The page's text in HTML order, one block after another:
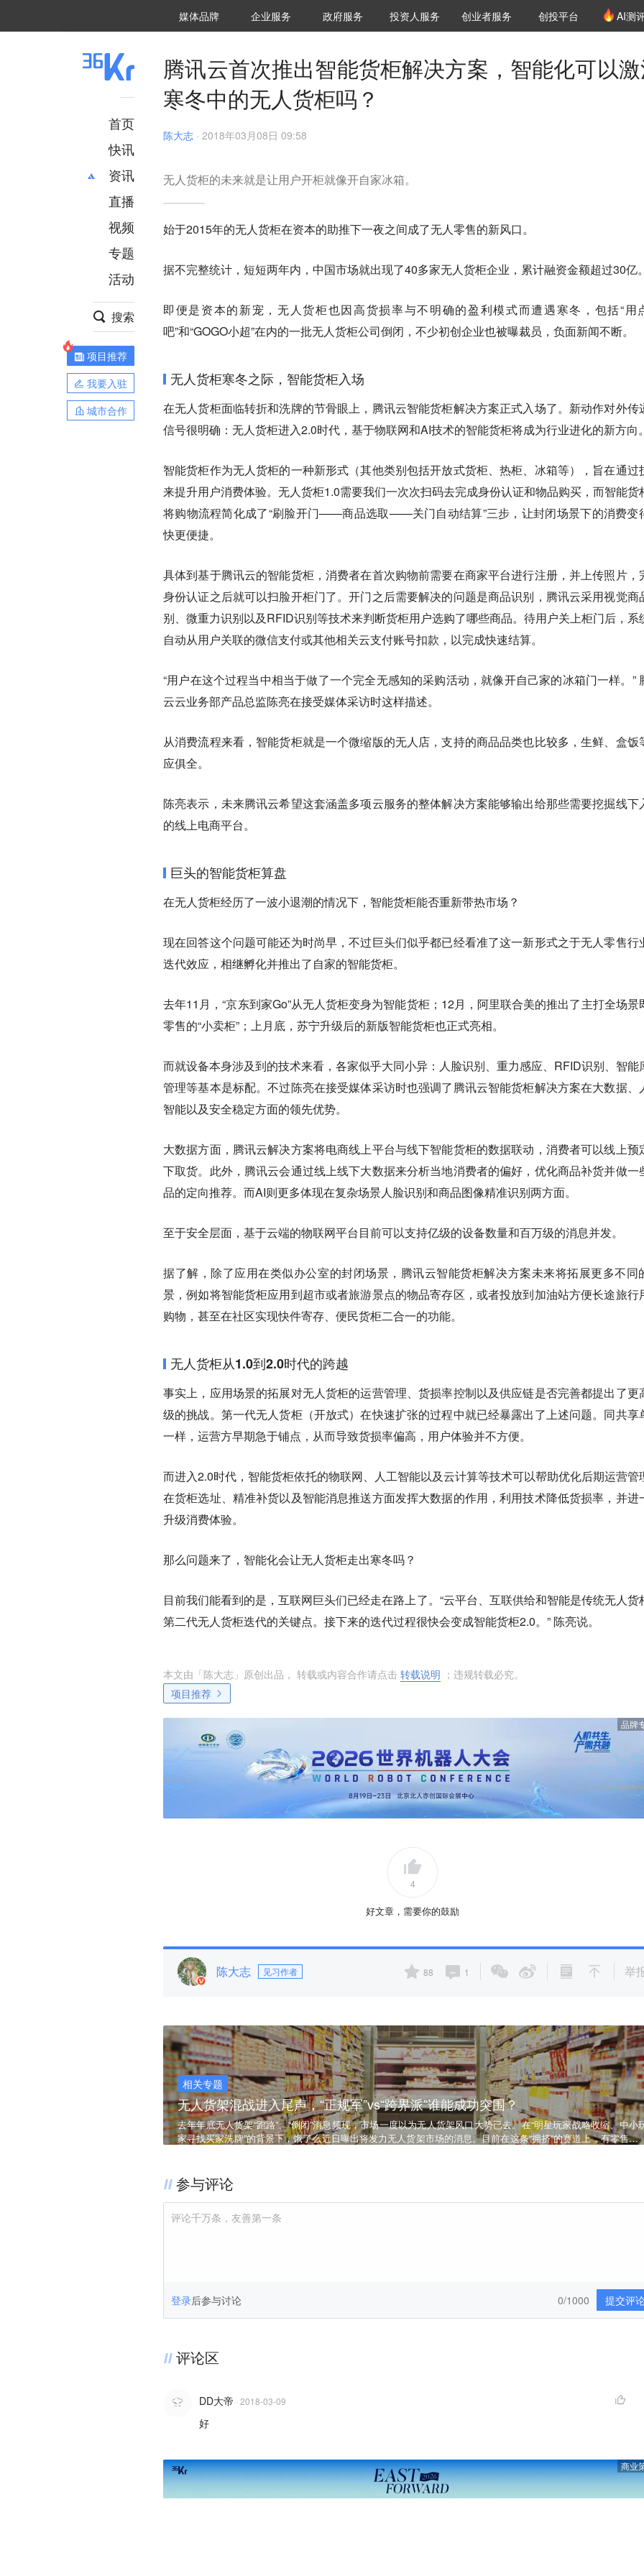
媒体品牌 36Kr研究院
企业服务 城市之窗
政府服务 VClub投资机构库
投资机构职位推介
投资人服务 创投氪堂
创业者服务 创投平台 AI测
首页
快讯
资讯
推荐
财经
项目推荐
安徽
直播
视频
专题
活动
搜索
项目推荐
我要入驻
城市合作
腾讯云首次推出智能货柜解决方案，智能化可以
寒冬中的无人货柜吗？
陈大志 · 2018年03月08日 09:58
无人货柜的未来就是让用户开柜就像开自家冰箱。
始于2015年的无人货柜在资本的助推下一夜之间成了无人零售的新风口。
据不完整统计，短短两年内，中国市场就出现了40多家无人货柜企业，累计融资金额超过30亿
即便是资本的新宠，无人货柜也因高货损率与不明确的盈利模式而遭遇寒冬，包括“用
吧”和“GOGO小超”在内的一批无人货柜公司倒闭，不少初创企业也被曝裁员，负面新闻不断。
无人货柜寒冬之际，智能货柜入场
在无人货柜面临转折和洗牌的节骨眼上，腾讯云智能货柜解决方案正式入场了。新动作对外传
信号很明确：无人货柜进入2.0时代，基于物联网和AI技术的智能货柜将成为行业进化的新方向
智能货柜作为无人货柜的一种新形式（其他类别包括开放式货柜、热柜、冰箱等），旨在通过
来提升用户消费体验。无人货柜1.0需要我们一次次扫码去完成身份认证和物品购买，而智能货
将购物流程简化成了“刷脸开门——商品选取——关门自动结算”三步，让封闭场景下的消费变
快更便捷。
具体到基于腾讯云的智能货柜，消费者在首次购物前需要在商家平台进行注册，并上传照片，
身份认证之后就可以扫脸开柜门了。开门之后需要解决的问题是商品识别，腾讯云采用视觉商
别、微重力识别以及RFID识别等技术来判断货柜用户选购了哪些商品。待用户关上柜门后，系
自动从用户关联的微信支付或其他相关云支付账号扣款，以完成快速结算。
“用户在这个过程当中相当于做了一个完全无感知的采购活动，就像开自己家的冰箱门一样。”
云云业务部产品总监陈亮在接受媒体采访时这样描述。
从消费流程来看，智能货柜就是一个微缩版的无人店，支持的商品品类也比较多，生鲜、盒饭
应俱全。
陈亮表示，未来腾讯云希望这套涵盖多项云服务的整体解决方案能够输出给那些需要挖掘线下
的线上电商平台。
巨头的智能货柜算盘
在无人货柜经历了一波小退潮的情况下，智能货柜能否重新带热市场？
现在回答这个问题可能还为时尚早，不过巨头们似乎都已经看准了这一新形式之于无人零售行
迭代效应，相继孵化并推出了自家的智能货柜。
去年11月，“京东到家Go”从无人货柜变身为智能货柜；12月，阿里联合美的推出了主打全场景
零售的“小卖柜”；上月底，苏宁升级后的新版智能货柜也正式亮相。
而就设备本身涉及到的技术来看，各家似乎大同小异：人脸识别、重力感应、RFID识别、智能
管理等基本是标配。不过陈亮在接受媒体采访时也强调了腾讯云智能货柜解决方案在大数据、
智能以及安全稳定方面的领先优势。
大数据方面，腾讯云解决方案将电商线上平台与线下智能货柜的数据联动，消费者可以线上预
下取货。此外，腾讯云会通过线上线下大数据来分析当地消费者的偏好，优化商品补货并做一
品的定向推荐。而AI则更多体现在复杂场景人脸识别和商品图像精准识别两方面。
至于安全层面，基于云端的物联网平台目前可以支持亿级的设备数量和百万级的消息并发。
据了解，除了应用在类似办公室的封闭场景，腾讯云智能货柜解决方案未来将拓展更多不同
景，例如将智能货柜应用到超市或者旅游景点的物品寄存区，或者投放到加油站方便长途旅行
购物，甚至在社区实现快件寄存、便民货柜二合一的功能。
无人货柜从1.0到2.0时代的跨越
事实上，应用场景的拓展对无人货柜的运营管理、货损率控制以及供应链是否完善都提出了更
级的挑战。第一代无人货柜（开放式）在快速扩张的过程中就已经暴露出了上述问题。同共享
一样，运营方早期急于铺点，从而导致货损率偏高，用户体验并不方便。
而进入2.0时代，智能货柜依托的物联网、人工智能以及云计算等技术可以帮助优化后期运营管
在货柜选址、精准补货以及智能消息推送方面发挥大数据的作用，利用技术降低货损率，并进
升级消费体验。
那么问题来了，智能化会让无人货柜走出寒冬吗？
目前我们能看到的是，互联网巨头们已经走在路上了。“云平台、互联供给和智能是传统无人货
第二代无人货柜迭代的关键点。接下来的迭代过程很快会变成智能货柜2.0。” 陈亮说。
本文由「陈大志 」原创出品， 转载或内容合作请点击 转载说明 ；违规转载必究。
项目推荐
品牌
4
好文章，需要你的鼓励
陈大志 见习作者 88 1 举
相关专题
无人货架混战进入尾声，“正规军”vs“跨界派”谁能成功突围？
去年年底无人货架“跑路”、“倒闭”消息频现，市场一度以为无人货架风口大势已去。在“明星玩家战略收缩、中小
家寻找买家洗牌”的背景下，饿了么近日曝出将发力无人货架市场的消息。目前在这条“拥挤”的赛道上，有零售出
参与评论
评论千万条，友善第一条
登录后参与讨论 提交评
0/1000
评论区
DD大帝 · 2018-03-09
好
商业